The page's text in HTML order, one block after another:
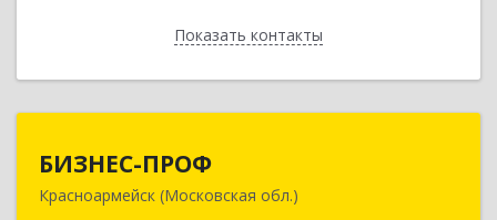
Показать контакты
Назад
БИЗНЕС-ПРОФ
Красноармейск (Московская обл.)
141290, Московская обл, Красноармейск г,